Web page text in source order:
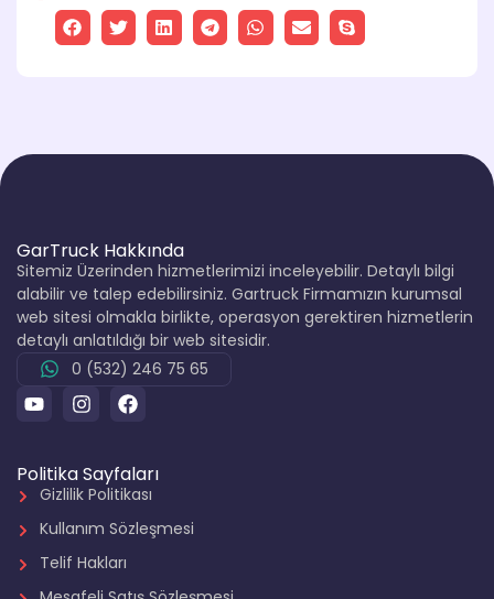
GarTruck Hakkında
Sitemiz Üzerinden hizmetlerimizi inceleyebilir. Detaylı bilgi
alabilir ve talep edebilirsiniz. Gartruck Firmamızın kurumsal
web sitesi olmakla birlikte, operasyon gerektiren hizmetlerin
detaylı anlatıldığı bir web sitesidir.
0 (532) 246 75 65
Politika Sayfaları
Gizlilik Politikası
Kullanım Sözleşmesi
Telif Hakları